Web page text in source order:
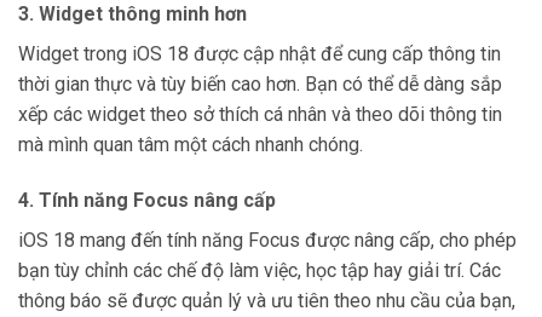
3. Widget thông minh hơn
Widget trong iOS 18 được cập nhật để cung cấp thông tin
thời gian thực và tùy biến cao hơn. Bạn có thể dễ dàng sắp
xếp các widget theo sở thích cá nhân và theo dõi thông tin
mà mình quan tâm một cách nhanh chóng.
4. Tính năng Focus nâng cấp
iOS 18 mang đến tính năng Focus được nâng cấp, cho phép
bạn tùy chỉnh các chế độ làm việc, học tập hay giải trí. Các
thông báo sẽ được quản lý và ưu tiên theo nhu cầu của bạn,